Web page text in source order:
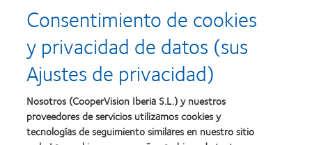
con
MyDay™
el
desarrollo
del
liderazgo
about
2011:
Premios
a
mejor
(2011)
about
2011:
Premio
a
salud
Learn
about
2012:
Premio
Learn
more
about
2012
Premio
internacional
Consentimiento de cookies
y privacidad de datos (sus
Ajustes de privacidad)
Nosotros (CooperVision Iberia S.L.) y nuestros
proveedores de servicios utilizamos cookies y
tecnologías de seguimiento similares en nuestro sitio